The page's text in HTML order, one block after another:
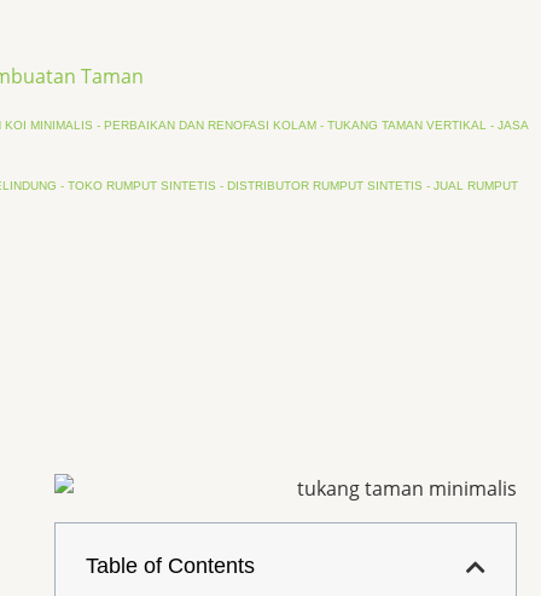
Taman
MINIMALIS - PERBAIKAN DAN RENOFASI KOLAM - TUKANG TAMAN VERTIKAL - JASA
- TOKO RUMPUT SINTETIS - DISTRIBUTOR RUMPUT SINTETIS - JUAL RUMPUT
Table of Contents